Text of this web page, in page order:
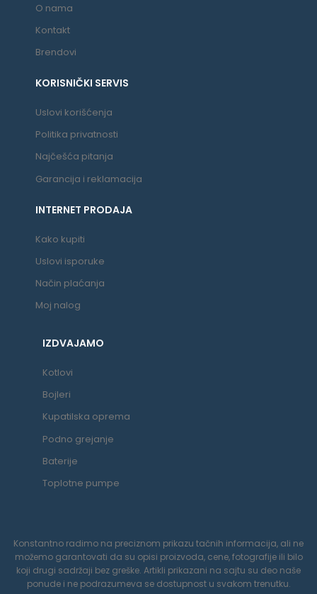
O nama
Kontakt
Brendovi
KORISNIČKI SERVIS
Uslovi korišćenja
Politika privatnosti
Najčešća pitanja
Garancija i reklamacija
INTERNET PRODAJA
Kako kupiti
Uslovi isporuke
Način plaćanja
Moj nalog
IZDVAJAMO
Kotlovi
Bojleri
Kupatilska oprema
Podno grejanje
Baterije
Toplotne pumpe
Konstantno radimo na preciznom prikazu tačnih informacija, ali ne
možemo garantovati da su opisi proizvoda, cene, fotografije ili bilo
koji drugi sadržaji bez greške. Artikli prikazani na sajtu su deo naše
ponude i ne podrazumeva se dostupnost u svakom trenutku.